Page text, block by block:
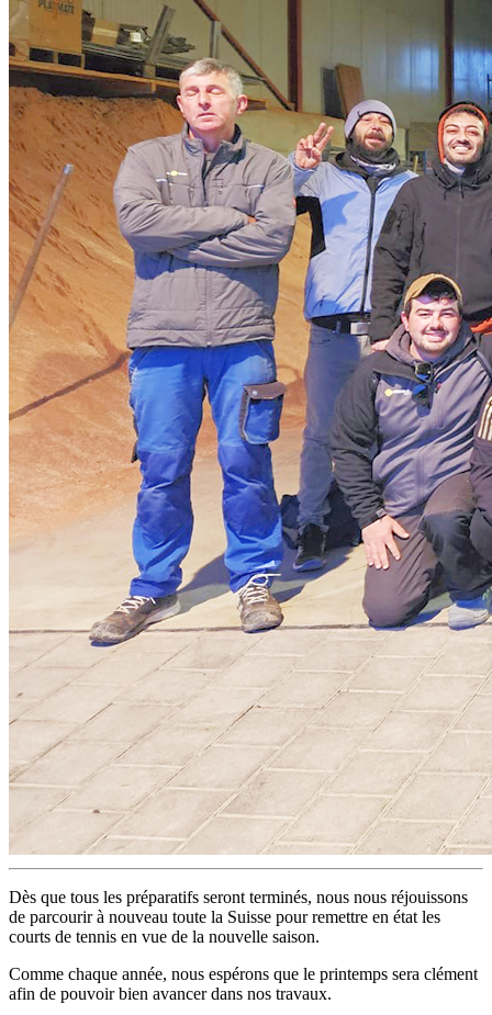
Dès que tous les préparatifs seront terminés, nous nous réjouissons
de parcourir à nouveau toute la Suisse pour remettre en état les
courts de tennis en vue de la nouvelle saison.
Comme chaque année, nous espérons que le printemps sera clément
afin de pouvoir bien avancer dans nos travaux.